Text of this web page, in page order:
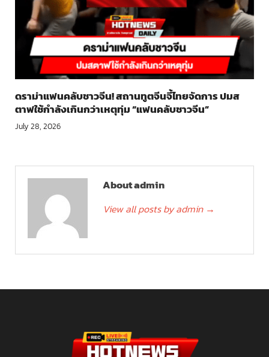
ดราม่าแฟนคลับชาวจีน! สถานทูตจีนจี้ไทยจัดการ ปมส
ตาฟใช้กำลังเกินกว่าเหตุทุ่ม “แฟนคลับชาวจีน”
July 28, 2026
About admin
View all posts by admin →